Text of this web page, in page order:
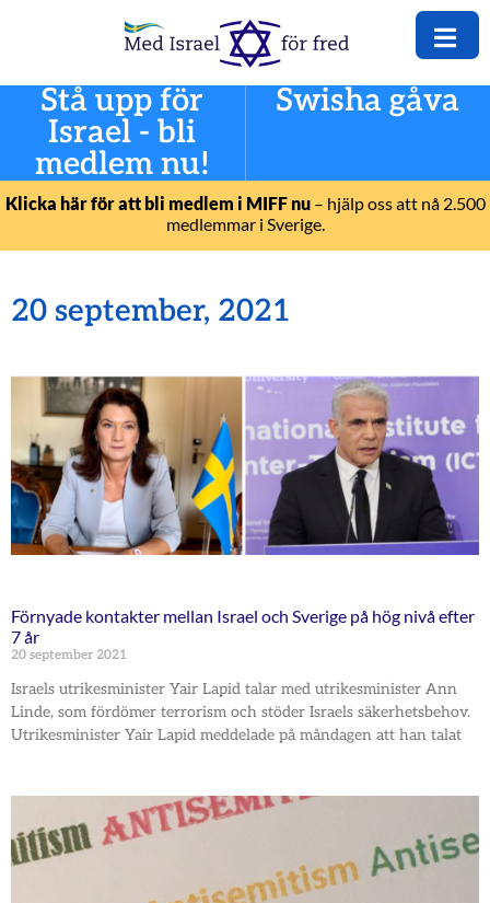
Stå upp för
Israel - bli
medlem nu!
Swisha gåva
Klicka här för att bli medlem i MIFF nu– hjälp oss att nå 2.500
medlemmar i Sverige.
20 september, 2021
Förnyade kontakter mellan Israel och Sverige på hög nivå efter
7 år
20 september 2021
Israels utrikesminister Yair Lapid talar med utrikesminister Ann
Linde, som fördömer terrorism och stöder Israels säkerhetsbehov.
Utrikesminister Yair Lapid meddelade på måndagen att han talat